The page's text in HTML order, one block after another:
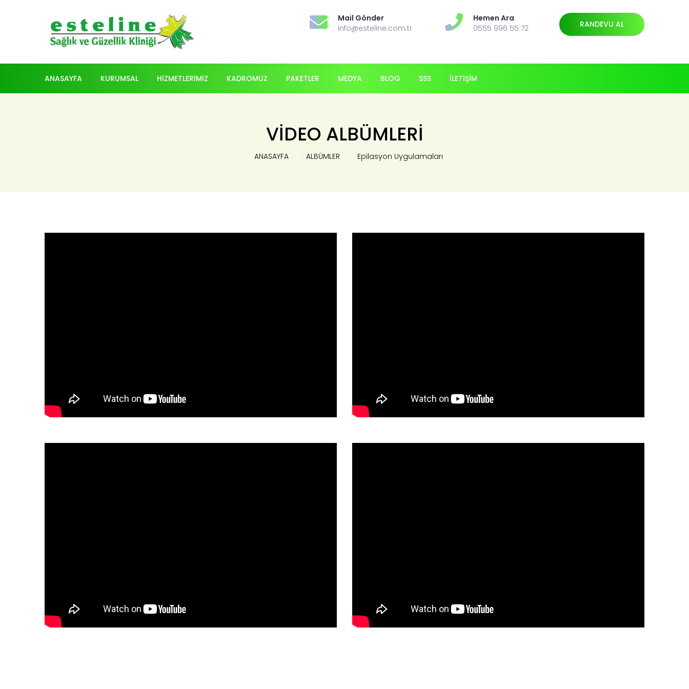
RANDEVU AL
Mail Gönder
info@esteline.com.tr
Hemen Ara
0555 996 55 72
ANASAYFA KURUMSAL HİZMETLERİMİZ KADROMUZ PAKETLER MEDYA BLOG SSS İLETİŞİM
VİDEO ALBÜMLERİ
ANASAYFA ALBÜMLER Epilasyon Uygulamaları